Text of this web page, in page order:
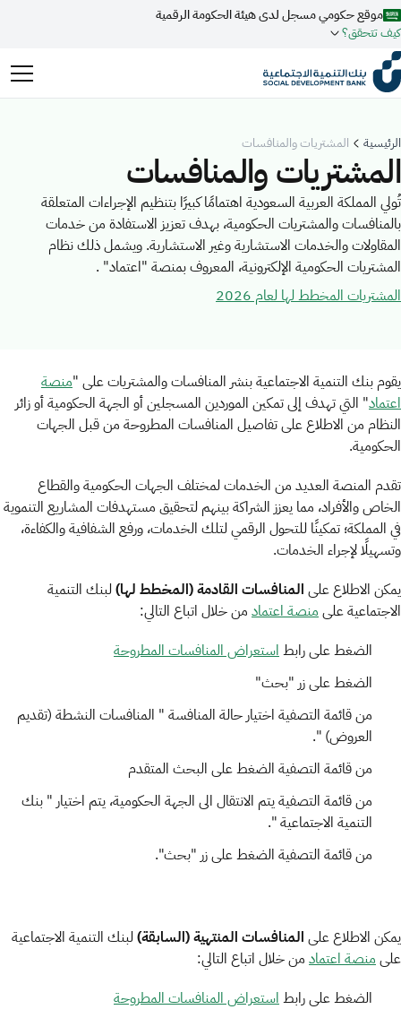
موقع حكومي مسجل لدى هيئة الحكومة الرقمية
كيف تتحقق؟
روابط المواقع الالكترونية الرسمية السعودية تنتهي بـ.gov.sa
العربية السعودية تنتهي بـ .gov.sa
المواقع الالكترونية الحكومية تستخدم بروتوكول
للتشفير و الأمان.
المواقع الالكترونية الآمنة في المملكة العربية السعودية تستخدم بروتوكول
HTTPS للتشفير.
مسجل لدى هيئة الحكومة الرقمية برقم:
ابحث
فعل البحث الذكي عبر نورة المدعومة بالذكاء الاصطناعي
اقتراحات
تمويل أخبار
الرئيسية المشتريات والمنافسات
المشتريات والمنافسات
تُولي المملكة العربية السعودية اهتمامًا كبيرًا بتنظيم الإجراءات المتعلقة
بالمنافسات والمشتريات الحكومية، بهدف تعزيز الاستفادة من خدمات
المقاولات والخدمات الاستشارية وغير الاستشارية. ويشمل ذلك نظام
المشتريات الحكومية الإلكترونية، المعروف بمنصة "اعتماد" .
المشتريات المخطط لها لعام 2026
يقوم بنك التنمية الاجتماعية بنشر المنافسات والمشترياتعلى "منصة
اعتماد" التي تهدف إلى تمكين الموردين المسجلين أو الجهة الحكومية أو زائر
النظام من الاطلاع على تفاصيل المنافسات المطروحة من قبل الجهات
الحكومية.
تقدم المنصة العديد من الخدمات لمختلف الجهات الحكومية والقطاع
الخاص والأفراد، مما يعزز الشراكة بينهم لتحقيق مستهدفات المشاريع التنموية
في المملكة؛ تمكينًا للتحول الرقمي لتلك الخدمات، ورفع الشفافية والكفاءة،
وتسهيلًا لإجراء الخدمات.
يمكن الاطلاع على المنافسات القادمة (المخطط لها)لبنك التنمية
الاجتماعية علىمنصة اعتماد من خلال اتباع التالي:
الضغط على رابطاستعراض المنافسات المطروحة
الضغط على زر "بحث"
من قائمة التصفية اختيار حالة المنافسة " المنافسات النشطة (تقديم
العروض) ".
من قائمة التصفية الضغط على البحث المتقدم
من قائمة التصفية يتم الانتقال الى الجهة الحكومية، يتم اختيار " بنك
التنمية الاجتماعية ".
من قائمة التصفية الضغط على زر "بحث".
يمكن الاطلاع على المنافسات المنتهية (السابقة)لبنك التنمية الاجتماعية
علىمنصة اعتماد من خلال اتباع التالي:
الضغط على رابطاستعراض المنافسات المطروحة